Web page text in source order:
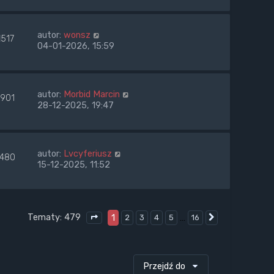
autor: wonsz
04-01-2026, 15:59
autor: Morbid Marcin
28-12-2025, 19:47
autor: Lvcyferiusz
15-12-2025, 11:52
Tematy: 479 Strona1 16
1 2 3 4 5 16
Przejdź do